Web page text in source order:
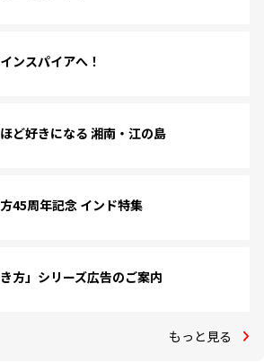
ンスパイアへ！
ど好きになる 湘南・江の島
45周年記念 インド特集
き方」シリーズ広告のご案内
もっと見る